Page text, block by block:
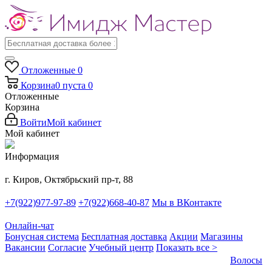
Отложенные 0
Корзина0 пуста 0
Отложенные
Корзина
ВойтиМой кабинет
Мой кабинет
Информация
г. Киров, Октябрьский пр-т, 88
+7(922)977-97-89 +7(922)668-40-87 Мы в ВКонтакте
Онлайн-чат
Бонусная система Бесплатная доставка Акции Магазины
Вакансии Согласие Учебный центр Показать все >
Волосы